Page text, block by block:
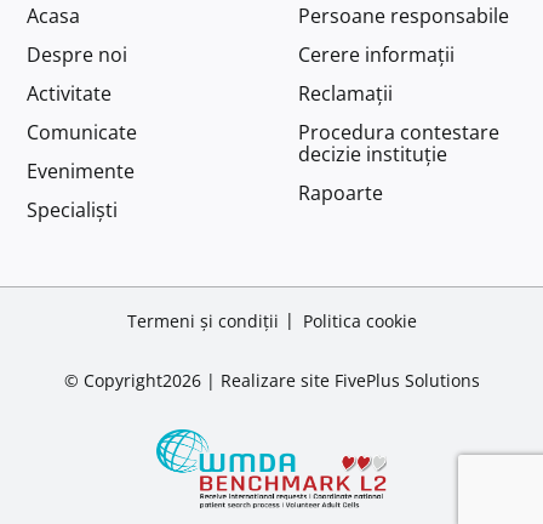
Acasa
Despre noi
Activitate
Comunicate
Evenimente
Specialiști
Persoane responsabile
Cerere informații
Reclamații
Procedura contestare
decizie instituție
Rapoarte
Termeni și condiții Politica cookie
© Copyright2026 | Realizare site FivePlus Solutions